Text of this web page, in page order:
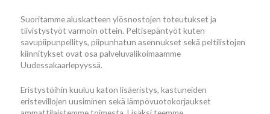
Suoritamme aluskatteen ylösnostojen toteutukset ja
tiivistystyöt varmoin ottein. Peltisepäntyöt kuten
savupiipunpellitys, piipunhatun asennukset sekä peltilistojen
kiinnitykset ovat osa palveluvalikoimaamme
Uudessakaarlepyyssä.
Eristystöihin kuuluu katon lisäeristys, kastuneiden
eristevillojen uusiminen sekä lämpövuotokorjaukset